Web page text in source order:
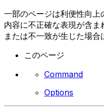
一部のページは利便性向上
内容に不正確な表現が含
または不一致が生じた場合
このページ
Command
Options